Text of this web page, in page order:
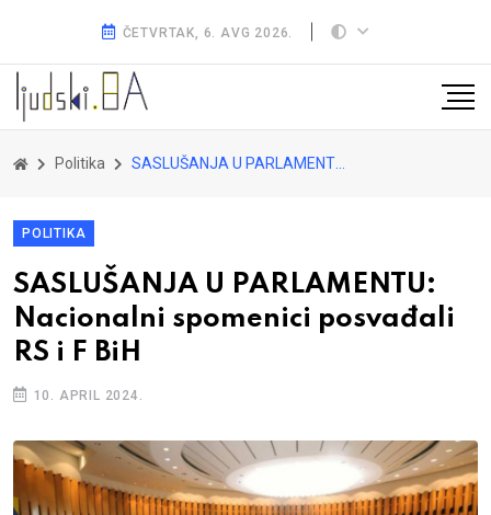
ČETVRTAK, 6. AVG 2026.
Politika SASLUŠANJA U PARLAMENTU: Nacionalni spomenici posvađali RS i F BiH
POLITIKA
SASLUŠANJA U PARLAMENTU:
Nacionalni spomenici posvađali
RS i F BiH
10. APRIL 2024.